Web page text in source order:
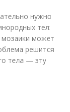
нужно
тел:
мозаики может
решится
тела — эту